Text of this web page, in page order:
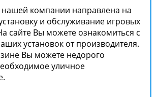
нашей компании направлена на
и обслуживание игровых
сайте Вы можете ознакомиться с
установок от производителя.
Вы можете недорого
уличное